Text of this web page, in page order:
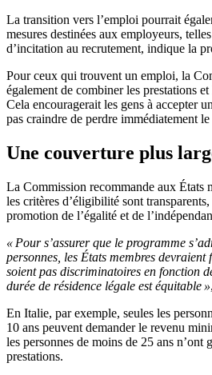
La transition vers l’emploi pourrait
mesures destinées aux employeurs,
d’incitation au recrutement, indique la
Pour ceux qui trouvent un emploi, la
également de combiner les prestations
Cela encouragerait les gens à accepter
pas craindre de perdre immédiatement
Une couverture plus
La Commission recommande aux États
les critères d’éligibilité sont
promotion de l’égalité et de
« Pour s’assurer que le programme
personnes, les États membres devraient
soient pas discriminatoires en fonction
durée de résidence légale est équitable »
En Italie, par exemple, seules les
10 ans peuvent demander le revenu
les personnes de moins de 25 ans n’ont
prestations.